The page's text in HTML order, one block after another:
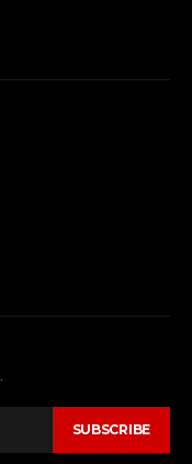
SUBSCRIBE